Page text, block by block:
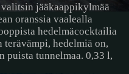
jääkaappikylmää
oranssia vaalealla
hedelmäcocktailia
terävämpi, hedelmiä on,
puista tunnelmaa. 0,33 l,